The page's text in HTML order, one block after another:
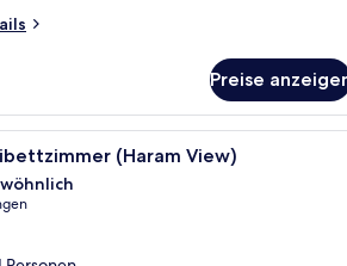
Preise
Hochwertige Bettwaren,
(Haram View)